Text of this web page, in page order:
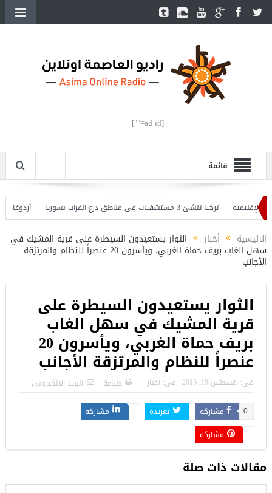
[ad id=""]
قائمة
تركيا تنشئ 3 مستشفيات في مناطق درع الفرات بسوريا
أردوغان
الرئيسية أخبار الثوار يستعيدون السيطرة على قرية المشيك في
سهل الغاب بريف حماة الغربي، ويأسرون 20 عنصراً للنظام والمرتزقة
الأجانب
الثوار يستعيدون السيطرة على
قرية المشيك في سهل الغاب
بريف حماة الغربي، ويأسرون 20
عنصراً للنظام والمرتزقة الأجانب
فى: أغسطس 19, 2015 فى: أخبار طباعة البريد الالكترونى
مشاركة 0 تغريدة
مشاركة
مشاركة
مقالات ذات صلة